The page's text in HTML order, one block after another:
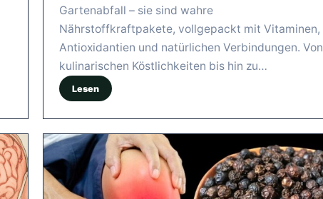
Gartenabfall – sie sind wahre
Nährstoffkraftpakete, vollgepackt mit Vitaminen,
Antioxidantien und natürlichen Verbindungen. Von
kulinarischen Köstlichkeiten bis hin zu…
Lesen